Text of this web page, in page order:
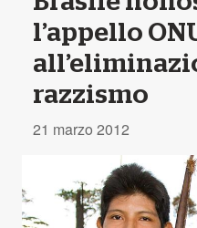
l’appello
razzismo
21 marzo 2012